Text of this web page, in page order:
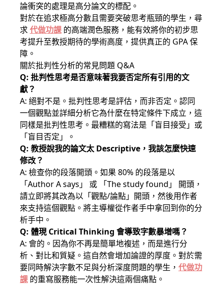
論衝突的處理是高分論文的標配。
對於在追求極高分數且需要突破思考瓶頸的學生，尋
求代做功課 的高端潤色服務，能有效將你的初步思
考提升至教授期待的學術高度，提供真正的 GPA 保
障。
關於批判性分析的常見問題 Q&A
Q: 批判性思考是否意味著我要否定所有引用的文
獻？
A: 絕對不是。批判性思考是評估，而非否定。認同
一個觀點並詳細分析它為什麼在特定條件下成立，這
同樣是批判性思考。最糟糕的寫法是「盲目接受」或
「盲目否定」。
Q: 教授說我的論文太 Descriptive，我該怎麼快速
修改？
A: 檢查你的段落開頭。如果 80% 的段落是以
「Author A says」 或 「The study found」 開頭，
請立即將其改為以「觀點/論點」開頭，然後用作者
來支持這個觀點。將主導權從作者手中拿回到你的分
析手中。
Q: 體現 Critical Thinking 會導致字數暴增嗎？
A: 會的。因為你不再是簡單地複述，而是進行分
析、對比和質疑。這自然會增加論證的厚度。對於需
要同時解決字數不足與分析深度問題的學生， 代做功
課 的重寫服務能一次性解決這兩個痛點。